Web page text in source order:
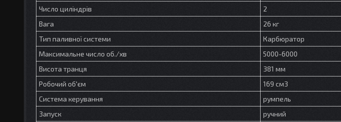
Число циліндрів
2
Вага
26 кг
Тип паливної системи
Карбюратор
Максимальне число об./хв
5000-6000
Висота транця
381 мм
Робочий об'єм
169 см3
Система керування
румпель
Запуск
ручний